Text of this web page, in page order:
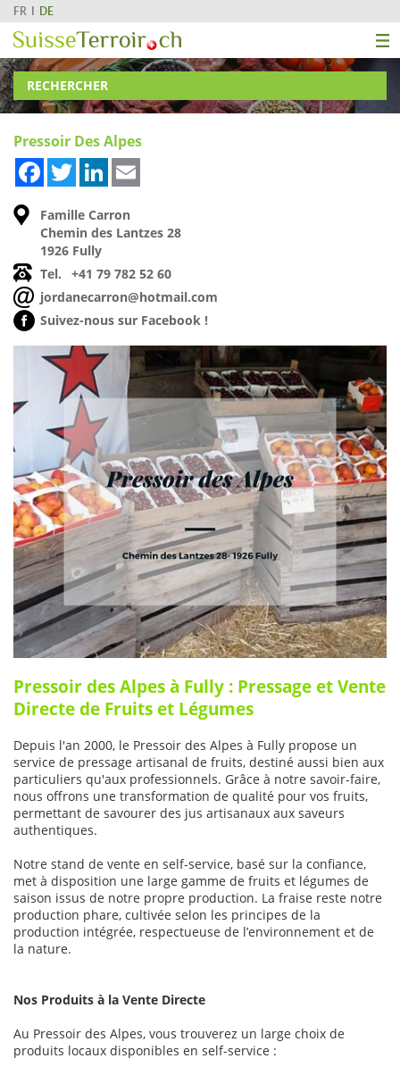
FR DE
RECHERCHER
Pressoir Des Alpes
FacebookTwitterLinkedIn
Famille Carron
Chemin des Lantzes 28
1926 Fully
Tel.
+41 79 782 52 60
jordanecarron@hotmail.com
Suivez-nous sur Facebook !
Pressoir des Alpes à Fully : Pressage et Vente
Directe de Fruits et Légumes
Depuis l'an 2000, le Pressoir des Alpes à Fully propose un
service de pressage artisanal de fruits, destiné aussi bien aux
particuliers qu'aux professionnels. Grâce à notre savoir-faire,
nous offrons une transformation de qualité pour vos fruits,
permettant de savourer des jus artisanaux aux saveurs
authentiques.
Notre stand de vente en self-service, basé sur la confiance,
met à disposition une large gamme de fruits et légumes de
saison issus de notre propre production. La fraise reste notre
production phare, cultivée selon les principes de la
production intégrée, respectueuse de l’environnement et de
la nature.
Nos Produits à la Vente Directe
Au Pressoir des Alpes, vous trouverez un large choix de
produits locaux disponibles en self-service :